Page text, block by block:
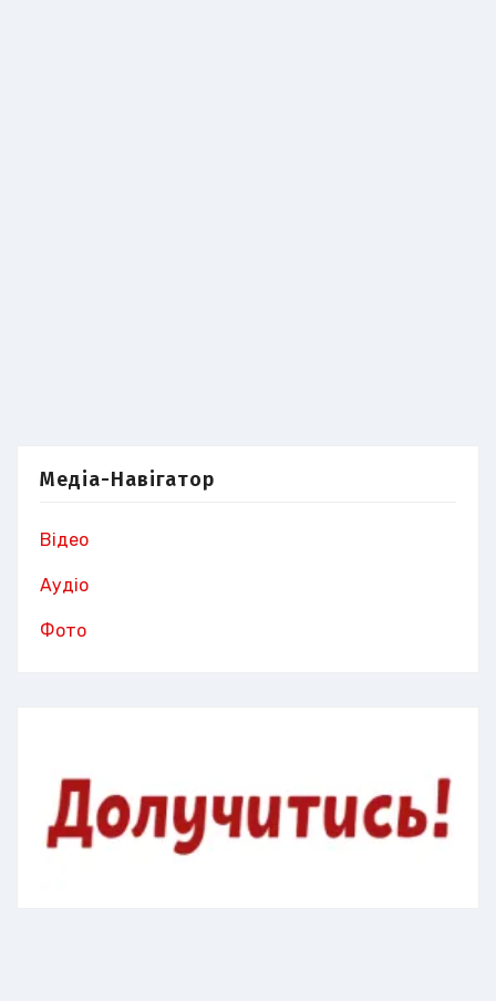
Медіа-Навігатор
Відео
Аудіо
Фото